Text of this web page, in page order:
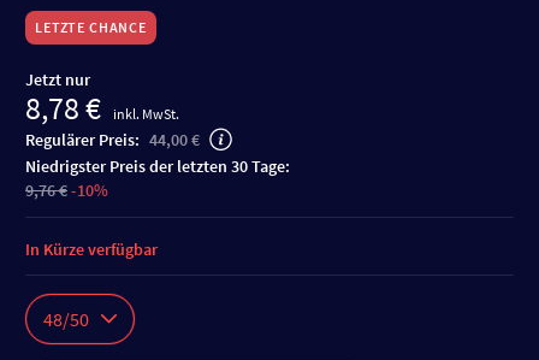
LETZTE CHANCE
Jetzt nur
8,78 € inkl. MwSt.
Regulärer Preis: 44,00 €
niedrigster Preis der letzten 30 Tage:
9,76 €-10%
48/50
In Kürze verfügbar